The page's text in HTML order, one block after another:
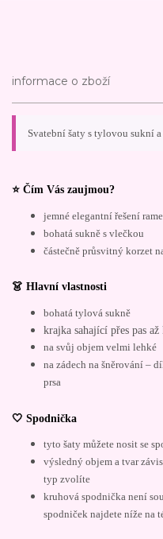
informace o zboží
Svatební šaty s tylovou sukní
⭐ Čím Vás zaujmou?
jemné elegantní řešení
bohatá sukně s vlečkou
částečně průsvitný korzet
👗 Hlavní vlastnosti
bohatá tylová sukně
krajka sahající přes pas
na svůj objem velmi lehké
na zádech na šněrování –
prsa
🤍 Spodnička
tyto šaty můžete nosit se
výsledný objem a tvar
typ zvolíte
kruhová spodnička není
spodniček najdete níže na